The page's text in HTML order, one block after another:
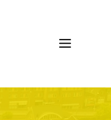
Menu